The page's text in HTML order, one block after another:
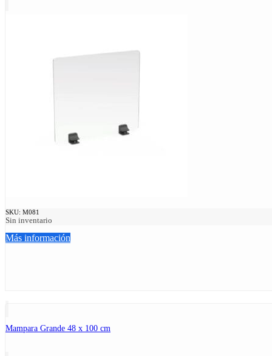
SKU: M081
Sin inventario
Más información
Mampara Grande 48 x 100 cm